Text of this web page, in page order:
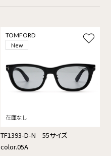
TOMFORD
New
TF1393-D-N 55サイズ
color.05A